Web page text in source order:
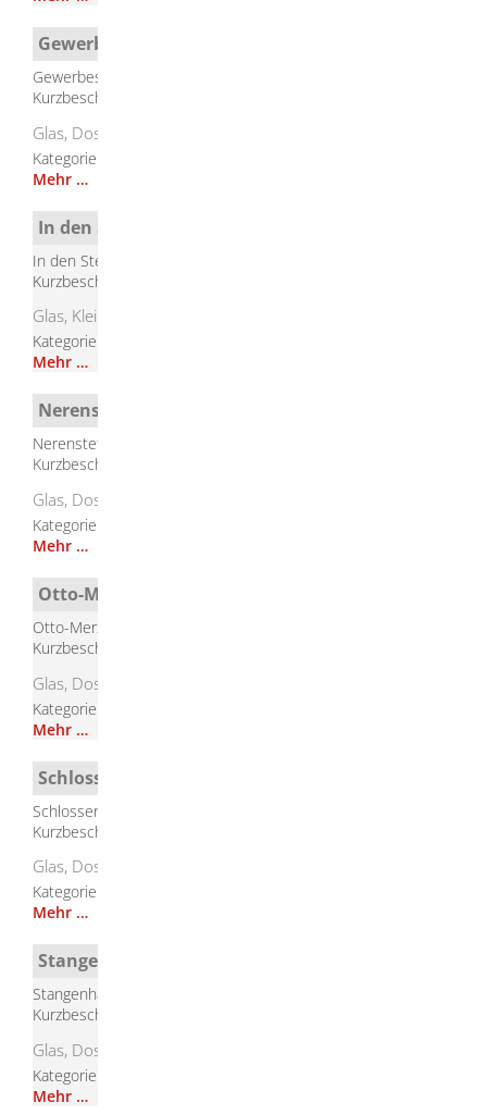
Gewerbestraße Herbrechtingen
Gewerbestraße, Herbrechtingen
Kurzbeschreibung
Glas, Dosen, Kleider, Schuhe
Kategorie
Mehr …
In den Stegwiesen Bolheim
In den Stegwiesen, Bolheim
Kurzbeschreibung
Glas, Kleider, Schuhe
Kategorie
Mehr …
Nerenstetter Straße Hausen
Nerenstetter Straße, Hausen
Kurzbeschreibung
Glas, Dosen
Kategorie
Mehr …
Otto-Merz-Straße Herbrechtingen
Otto-Merz-Straße, Herbrechtingen
Kurzbeschreibung
Glas, Dosen, Kleider, Schuhe
Kategorie
Mehr …
Schlosserstraße Bolheim
Schlosserstraße, Bolheim
Kurzbeschreibung
Glas, Dosen
Kategorie
Mehr …
Stangenhaustraße Herbrechtingen
Stangenhaustraße, Herbrechtingen
Kurzbeschreibung
Glas, Dosen, Kleider, Schuhe
Kategorie
Mehr …